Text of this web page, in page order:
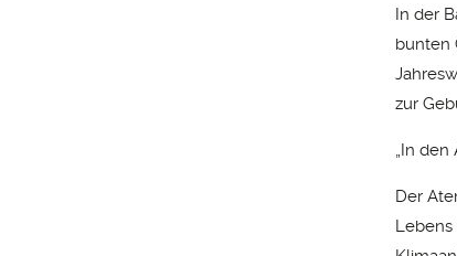
In der
bunten
zur
„In den
Der